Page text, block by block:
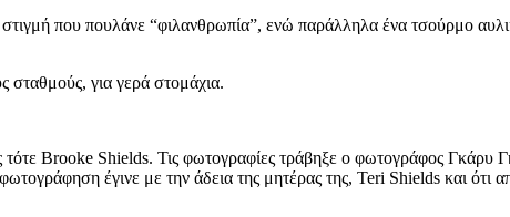
στιγμή που πουλάνε “φιλανθρωπία”, ενώ παράλληλα ένα τσούρμο
σταθμούς, για γερά στομάχια.
Brooke Shields. Τις φωτογραφίες τράβηξε ο φωτογράφος Γκάρυ
έγινε με την άδεια της μητέρας της, Teri Shields και ότι